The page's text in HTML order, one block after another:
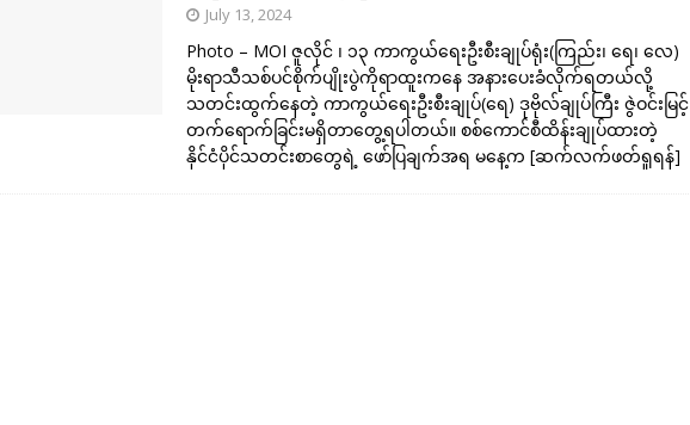
July 13, 2024
Photo – MOI ဇူလိုင် ၊ ၁၃ ကာကွယ်ရေးဦးစီးချုပ်ရုံး(ကြည်း၊ ရေ၊ လေ)
မိုးရာသီသစ်ပင်စိုက်ပျိုးပွဲကိုရာထူးကနေ အနားပေးခံလိုက်ရတယ်လို့
သတင်းထွက်နေတဲ့ ကာကွယ်ရေးဦးစီးချုပ်(ရေ) ဒုဗိုလ်ချုပ်ကြီး ဇွဲဝင်းမြင့်
တက်ရောက်ခြင်းမရှိတာတွေ့ရပါတယ်။ စစ်ကောင်စီထိန်းချုပ်ထားတဲ့
နိုင်ငံပိုင်သတင်းစာတွေရဲ့ ဖော်ပြချက်အရ မနေ့က [ဆက်လက်ဖတ်ရှုရန်]